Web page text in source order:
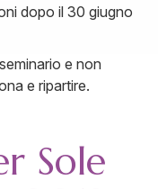
dopo il 30 giugno
e non
e ripartire.
Sole